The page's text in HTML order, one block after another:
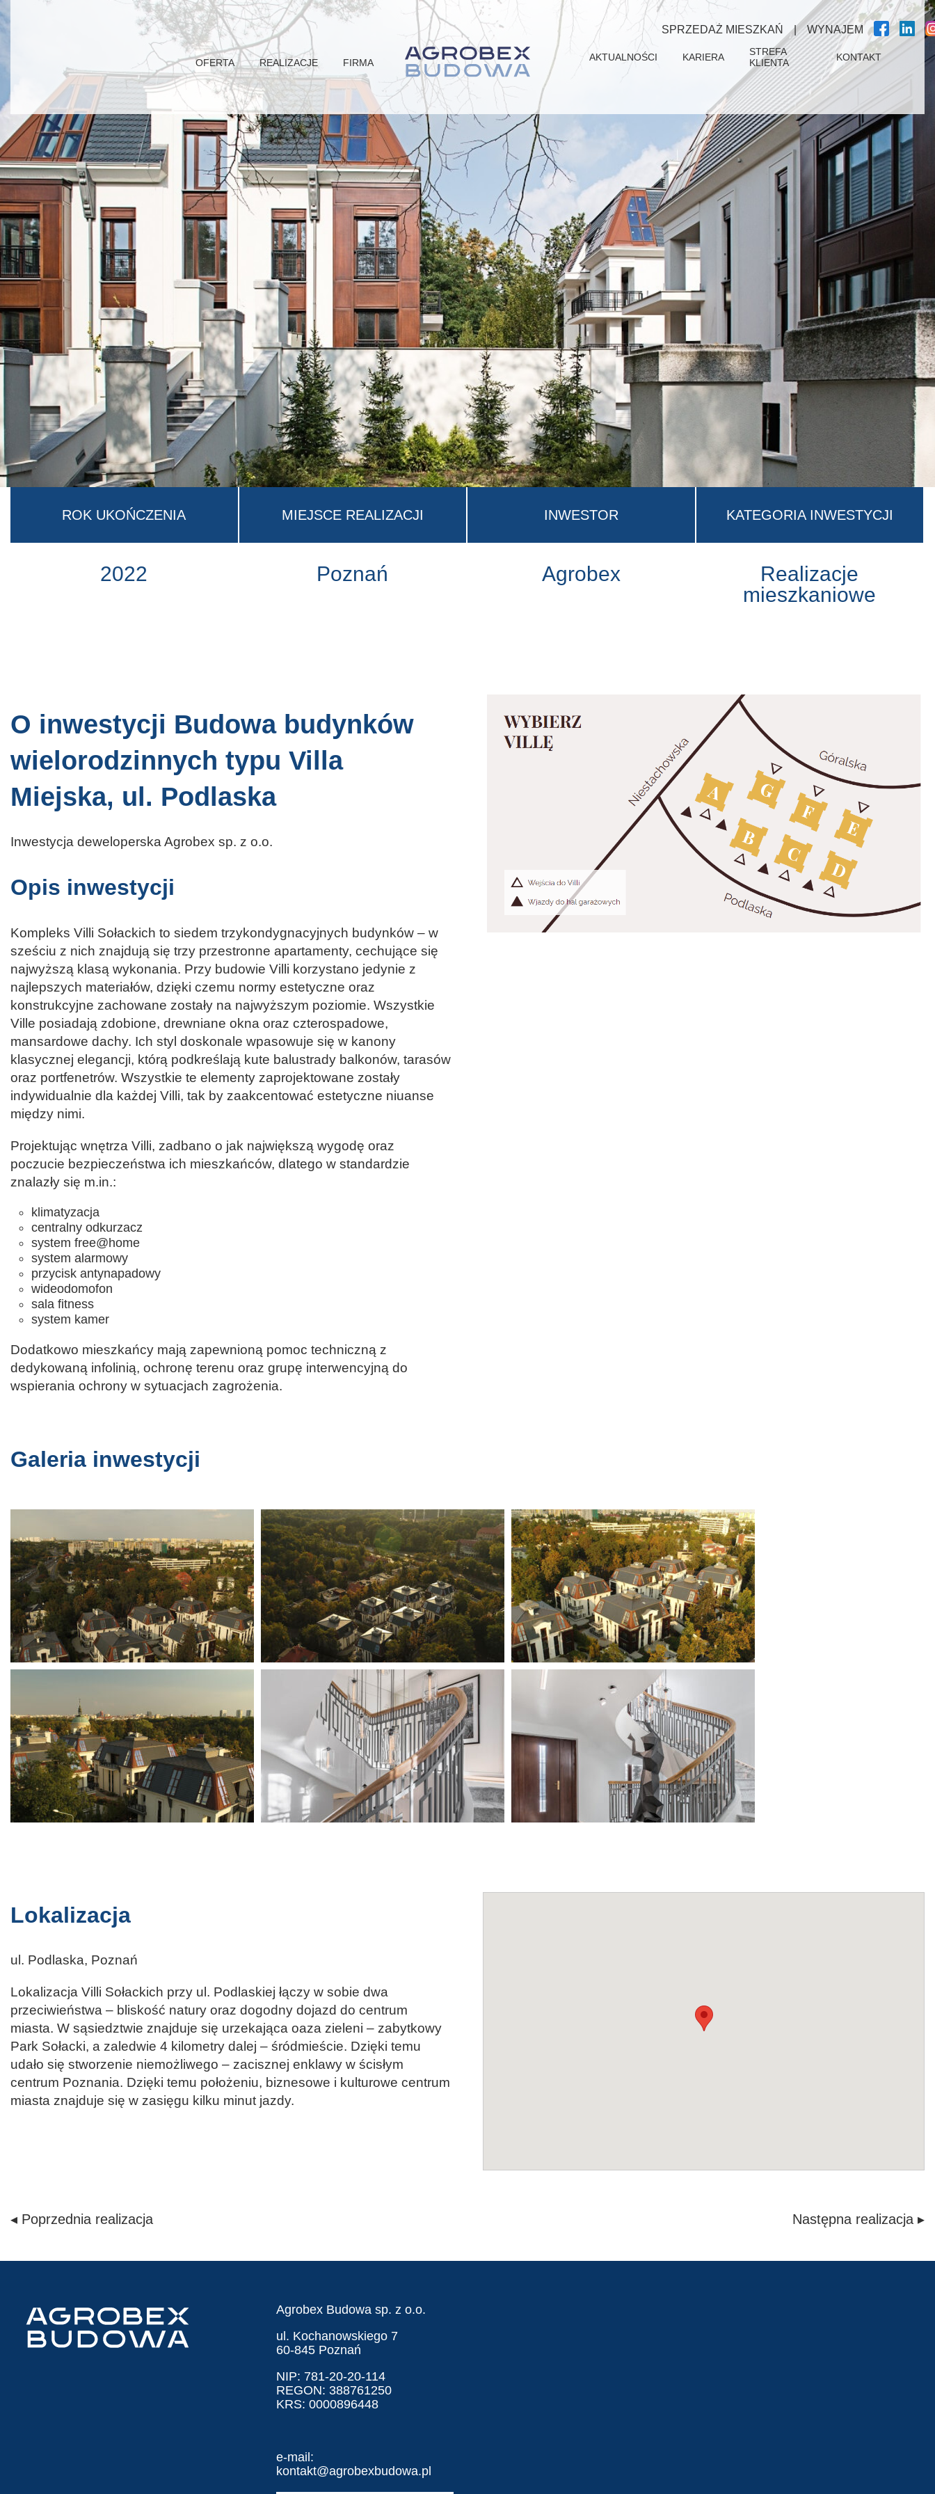
OFERTA REALIZACJE FIRMA AKTUALNOŚCI KARIERA
STREFA
KLIENTA
KONTAKT
SPRZEDAŻ MIESZKAŃ | WYNAJEM
ROK UKOŃCZENIA
2022
MIEJSCE REALIZACJI
Poznań
INWESTOR
Agrobex
KATEGORIA INWESTYCJI
Realizacje
mieszkaniowe
O inwestycji Budowa budynków
wielorodzinnych typu Villa
Miejska, ul. Podlaska
Inwestycja deweloperska Agrobex sp. z o.o.
Opis inwestycji
Kompleks Villi Sołackich to siedem trzykondygnacyjnych budynków – w
sześciu z nich znajdują się trzy przestronne apartamenty, cechujące się
najwyższą klasą wykonania. Przy budowie Villi korzystano jedynie z
najlepszych materiałów, dzięki czemu normy estetyczne oraz
konstrukcyjne zachowane zostały na najwyższym poziomie. Wszystkie
Ville posiadają zdobione, drewniane okna oraz czterospadowe,
mansardowe dachy. Ich styl doskonale wpasowuje się w kanony
klasycznej elegancji, którą podkreślają kute balustrady balkonów, tarasów
oraz portfenetrów. Wszystkie te elementy zaprojektowane zostały
indywidualnie dla każdej Villi, tak by zaakcentować estetyczne niuanse
między nimi.
Projektując wnętrza Villi, zadbano o jak największą wygodę oraz
poczucie bezpieczeństwa ich mieszkańców, dlatego w standardzie
znalazły się m.in.:
klimatyzacja
centralny odkurzacz
system free@home
system alarmowy
przycisk antynapadowy
wideodomofon
sala fitness
system kamer
Dodatkowo mieszkańcy mają zapewnioną pomoc techniczną z
dedykowaną infolinią, ochronę terenu oraz grupę interwencyjną do
wspierania ochrony w sytuacjach zagrożenia.
Galeria inwestycji
Lokalizacja
ul. Podlaska, Poznań
Lokalizacja Villi Sołackich przy ul. Podlaskiej łączy w sobie dwa
przeciwieństwa – bliskość natury oraz dogodny dojazd do centrum
miasta. W sąsiedztwie znajduje się urzekająca oaza zieleni – zabytkowy
Park Sołacki, a zaledwie 4 kilometry dalej – śródmieście. Dzięki temu
udało się stworzenie niemożliwego – zacisznej enklawy w ścisłym
centrum Poznania. Dzięki temu położeniu, biznesowe i kulturowe centrum
miasta znajduje się w zasięgu kilku minut jazdy.
◂ Poprzednia realizacja Następna realizacja ▸
Agrobex Budowa sp. z o.o.
ul. Kochanowskiego 7
60-845 Poznań
NIP: 781-20-20-114
REGON: 388761250
KRS: 0000896448
e-mail:
kontakt@agrobexbudowa.pl